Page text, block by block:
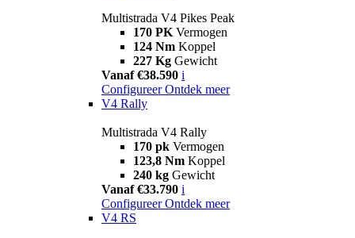
Multistrada V4 Pikes Peak
170 PK Vermogen
124 Nm Koppel
227 Kg Gewicht
Vanaf €38.590 i
Configureer Ontdek meer
V4 Rally
Multistrada V4 Rally
170 pk Vermogen
123,8 Nm Koppel
240 kg Gewicht
Vanaf €33.790 i
Configureer Ontdek meer
V4 RS